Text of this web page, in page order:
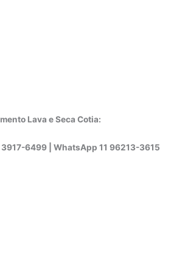
Lava e Seca Cotia:
3917-6499 |WhatsApp11 96213-3615